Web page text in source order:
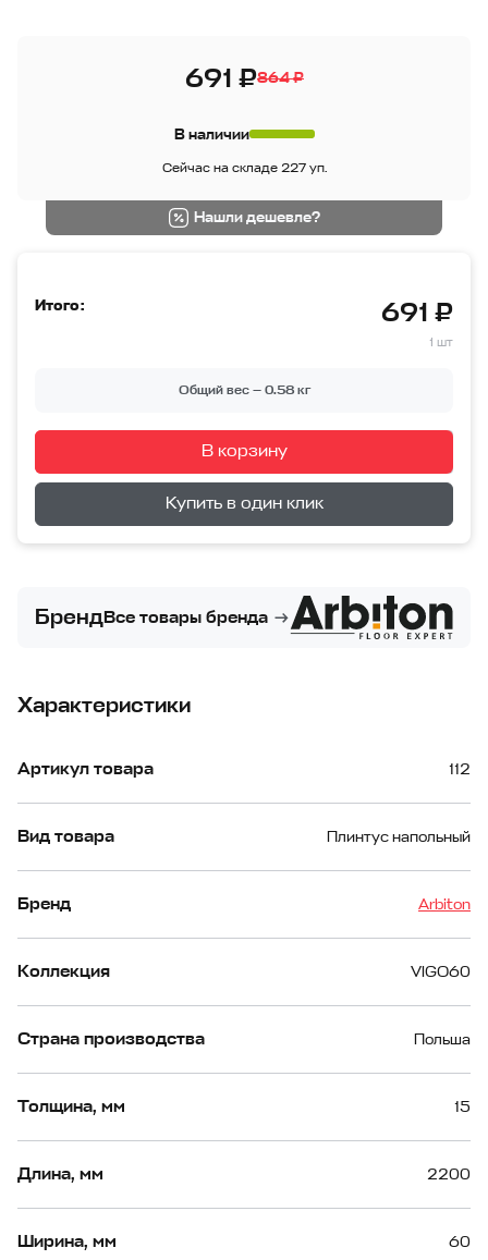
691 ₽864 ₽
В наличии
Сейчас на складе 227 уп.
Нашли дешевле?
Итого: 691 ₽
1 шт
Общий вес —0.58кг
В корзину
Перейти в корзину
Купить в один клик
БрендВсе товары бренда
Характеристики
Артикул товара 112
Вид товара Плинтус напольный
Бренд Arbiton
Коллекция VIGO60
Страна производства Польша
Толщина, мм 15
Длина, мм 2200
Ширина, мм 60